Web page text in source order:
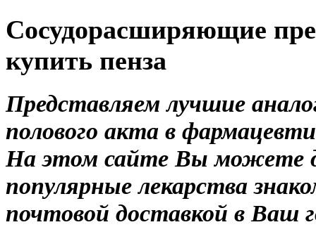
Сосудорасширяющие
купить пенза
Представляем лучшие
полового акта в
На этом сайте Вы можете
популярные лекарства
почтовой доставкой в Ваш